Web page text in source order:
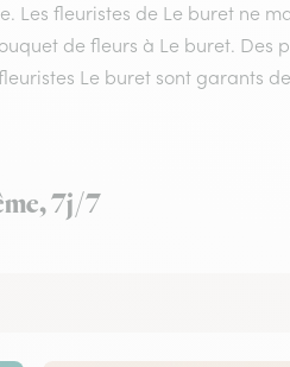
Les fleuristes de Le buret ne
de fleurs à Le buret. Des
Le buret sont garants
7j/7